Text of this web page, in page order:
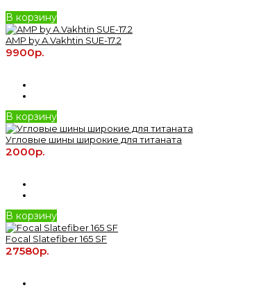
В корзину
AMP by A.Vakhtin SUE-17.2
9900р.
В корзину
Угловые шины широкие для титаната
2000р.
В корзину
Focal Slatefiber 165 SF
27580р.